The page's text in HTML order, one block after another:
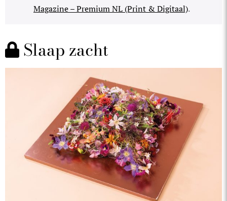
Magazine – Premium NL (Print & Digitaal).
Slaap zacht